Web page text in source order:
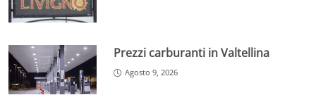
Prezzi carburanti in Valtellina
Agosto 9, 2026